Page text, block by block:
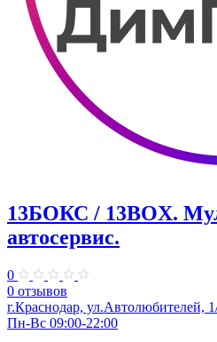
13БОКС / 13BOX.
автосервис.
0
0 отзывов
г.Краснодар, ул.Автолюбителей,
Пн-Вс 09:00-22:00